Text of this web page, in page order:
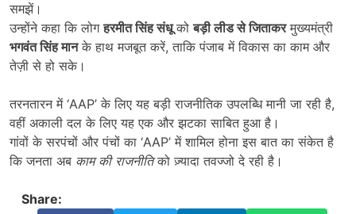
समझें।
उन्होंने कहा कि लोगहरमीत सिंह संधूकोबड़ी लीड से जिताकरमुख्यमंत्री
भगवंत सिंह मानके हाथ मजबूत करें, ताकि पंजाब में विकास का काम और
तेज़ी से हो सके।
तरनतारन में ‘AAP’ के लिए यह बड़ी राजनीतिक उपलब्धि मानी जा रही है,
वहीं अकाली दल के लिए यह एक और झटका साबित हुआ है।
गांवों के सरपंचों और पंचों का ‘AAP’ में शामिल होना इस बात का संकेत है
कि जनता अब काम की राजनीतिको ज़्यादा तवज्जो दे रही है।
Share: